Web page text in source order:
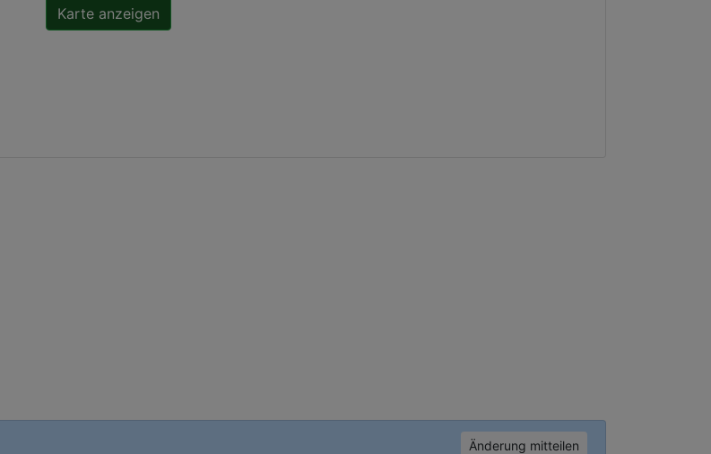
Änderung mitteilen